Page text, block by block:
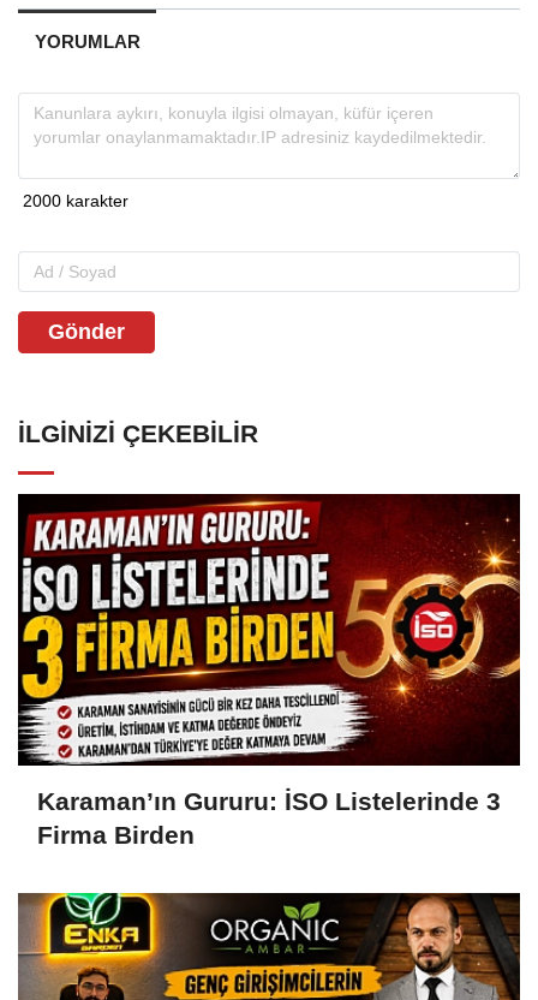
YORUMLAR
Gönder
İLGINIZI ÇEKEBILIR
Karaman’ın Gururu: İSO Listelerinde 3
Firma Birden